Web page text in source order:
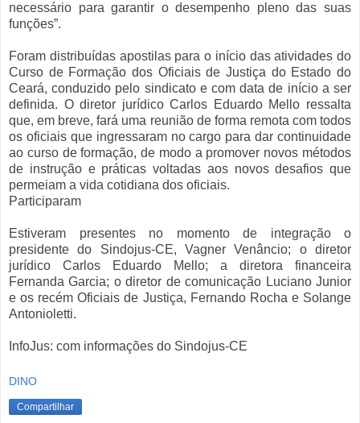
necessário para garantir o desempenho pleno das suas
funções”.
Foram distribuídas apostilas para o início das atividades do
Curso de Formação dos Oficiais de Justiça do Estado do
Ceará, conduzido pelo sindicato e com data de início a ser
definida. O diretor jurídico Carlos Eduardo Mello ressalta
que, em breve, fará uma reunião de forma remota com todos
os oficiais que ingressaram no cargo para dar continuidade
ao curso de formação, de modo a promover novos métodos
de instrução e práticas voltadas aos novos desafios que
permeiam a vida cotidiana dos oficiais.
Participaram
Estiveram presentes no momento de integração o
presidente do Sindojus-CE, Vagner Venâncio; o diretor
jurídico Carlos Eduardo Mello; a diretora financeira
Fernanda Garcia; o diretor de comunicação Luciano Junior
e os recém Oficiais de Justiça, Fernando Rocha e Solange
Antonioletti.
InfoJus: com informações do Sindojus-CE
DINO
Compartilhar